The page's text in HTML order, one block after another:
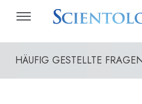
HÄUFIG GESTELLTE